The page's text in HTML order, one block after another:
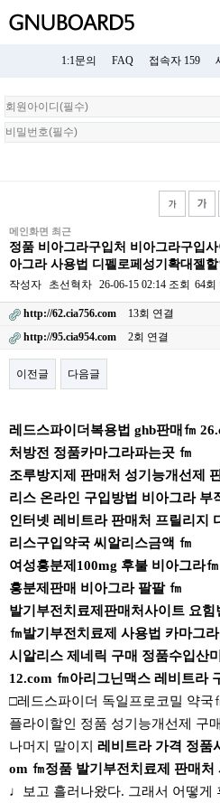
1:1문의 FAQ 접속자 159
회
원
로
메인화면 최근
정품 비아그라구입처 비아그라구입사
아그라 사용법 디펠로페성기확대젤
작성자 초선혁차 26-06-15 02:14 조회 64회
http://62.cia756.com
13회 연결
http://95.cia954.com
2회 연결
이전글 다음글
레드스파이더복용법 ghb판매㎙
처방전 정품카마그라파는곳 ㎙
조루방지제 판매처 성기능개선제
리스 온라인 구입방법 비아그라 부
인터넷 레비트라 판매처 프릴리지
리스구입약국 씨알리스금액 ㎙
여성흥분제100mg 후불 비아그라
흥분제판매 비아그라 팔팔 ㎙
발기부전치료제판매처사이트 요
㎙발기부전치료제 사용법 카마그
시알리스 제네릭 구매 정품수입산
12.com ㎙아리그닌맥스 레비트라
□레드스파이더 독일프로코밀 약국
플라이할인 정품 성기능개선제 구
나머지 말이지 레비트라 가격 정품
om ㎙정품 발기부전치료제 판매
♩보고 흘러나왔다. 그래서 어떻게